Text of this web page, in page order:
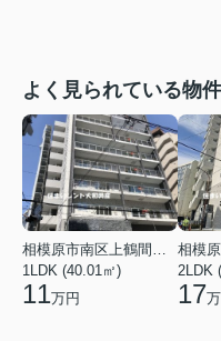
よく見られている物件
1LDK (40.01㎡)
11万円
2LDK
17